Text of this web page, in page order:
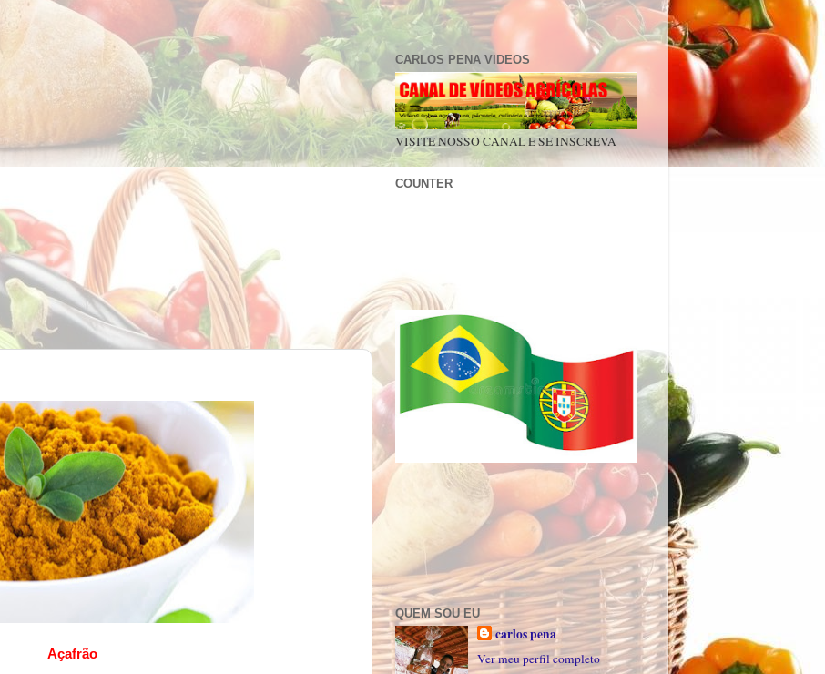
Açafrão
CARLOS PENA VIDEOS
VISITE NOSSO CANAL E SE INSCREVA
COUNTER
QUEM SOU EU
carlos pena
Ver meu perfil completo